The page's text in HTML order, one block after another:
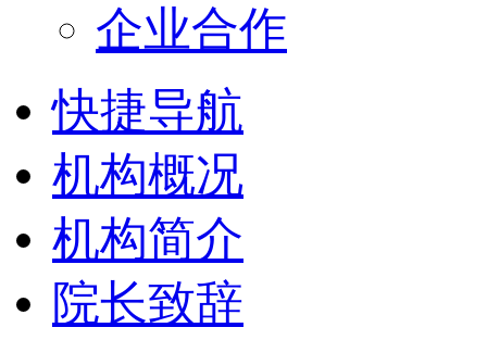
企业合作
快捷导航
机构概况
机构简介
院长致辞